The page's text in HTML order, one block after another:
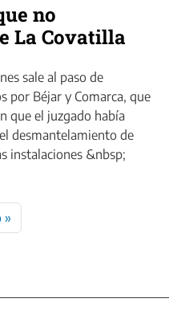
no
La Covatilla
sale al paso de
por Béjar y Comarca, que
que el juzgado había
desmantelamiento de
instalaciones &nbsp;
»